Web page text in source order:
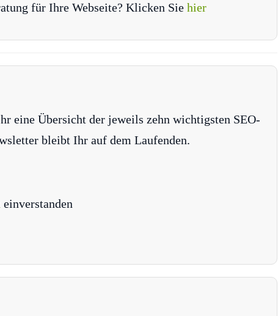
für Ihre Webseite? Klicken Sie hier
eine Übersicht der jeweils zehn wichtigsten SEO-
bleibt Ihr auf dem Laufenden.
einverstanden